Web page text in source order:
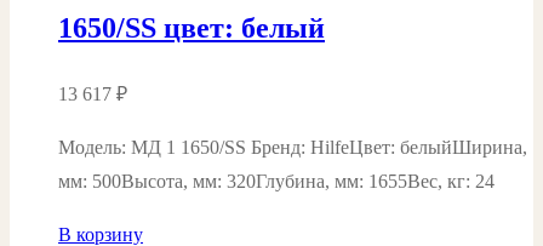
1650/SS цвет: белый
13 617 ₽
Модель: МД 1 1650/SS Бренд: HilfeЦвет: белыйШирина,
мм: 500Высота, мм: 320Глубина, мм: 1655Вес, кг: 24
В корзину